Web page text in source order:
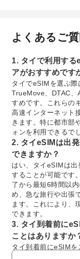
よくあるご
1. タイで利用する
アがおすすめです
タイでeSIMを選ぶ
TrueMove、DTAC、
すめです。これらの
高速インターネット
きます。特に都市部
ォンを利用できるで
2. タイeSIMは出
できますか？
はい、タイeSIMは
することが可能です
了から最短6時間以
め、急な旅行や出張
ます。これにより、
できます。
3. タイ到着前に
ことはありますか
タイ到着前にeSIM
の準備が必要です。